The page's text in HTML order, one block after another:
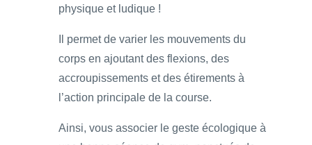
physique et ludique !
Il permet de varier les mouvements du
corps en ajoutant des flexions, des
accroupissements et des étirements à
l’action principale de la course.
Ainsi, vous associer le geste écologique à